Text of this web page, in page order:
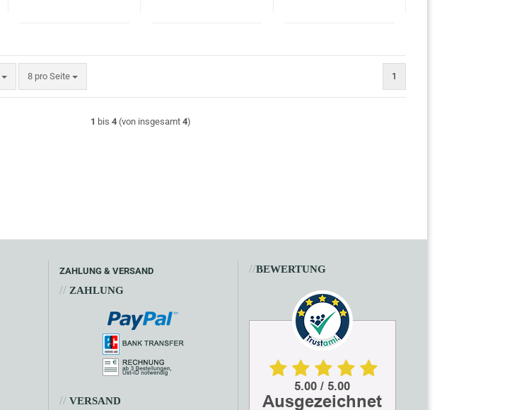
8 pro Seite
pro Seite 1
1 bis 4 (von insgesamt 4)
ZAHLUNG & VERSAND
// ZAHLUNG
// VERSAND
//BEWERTUNG